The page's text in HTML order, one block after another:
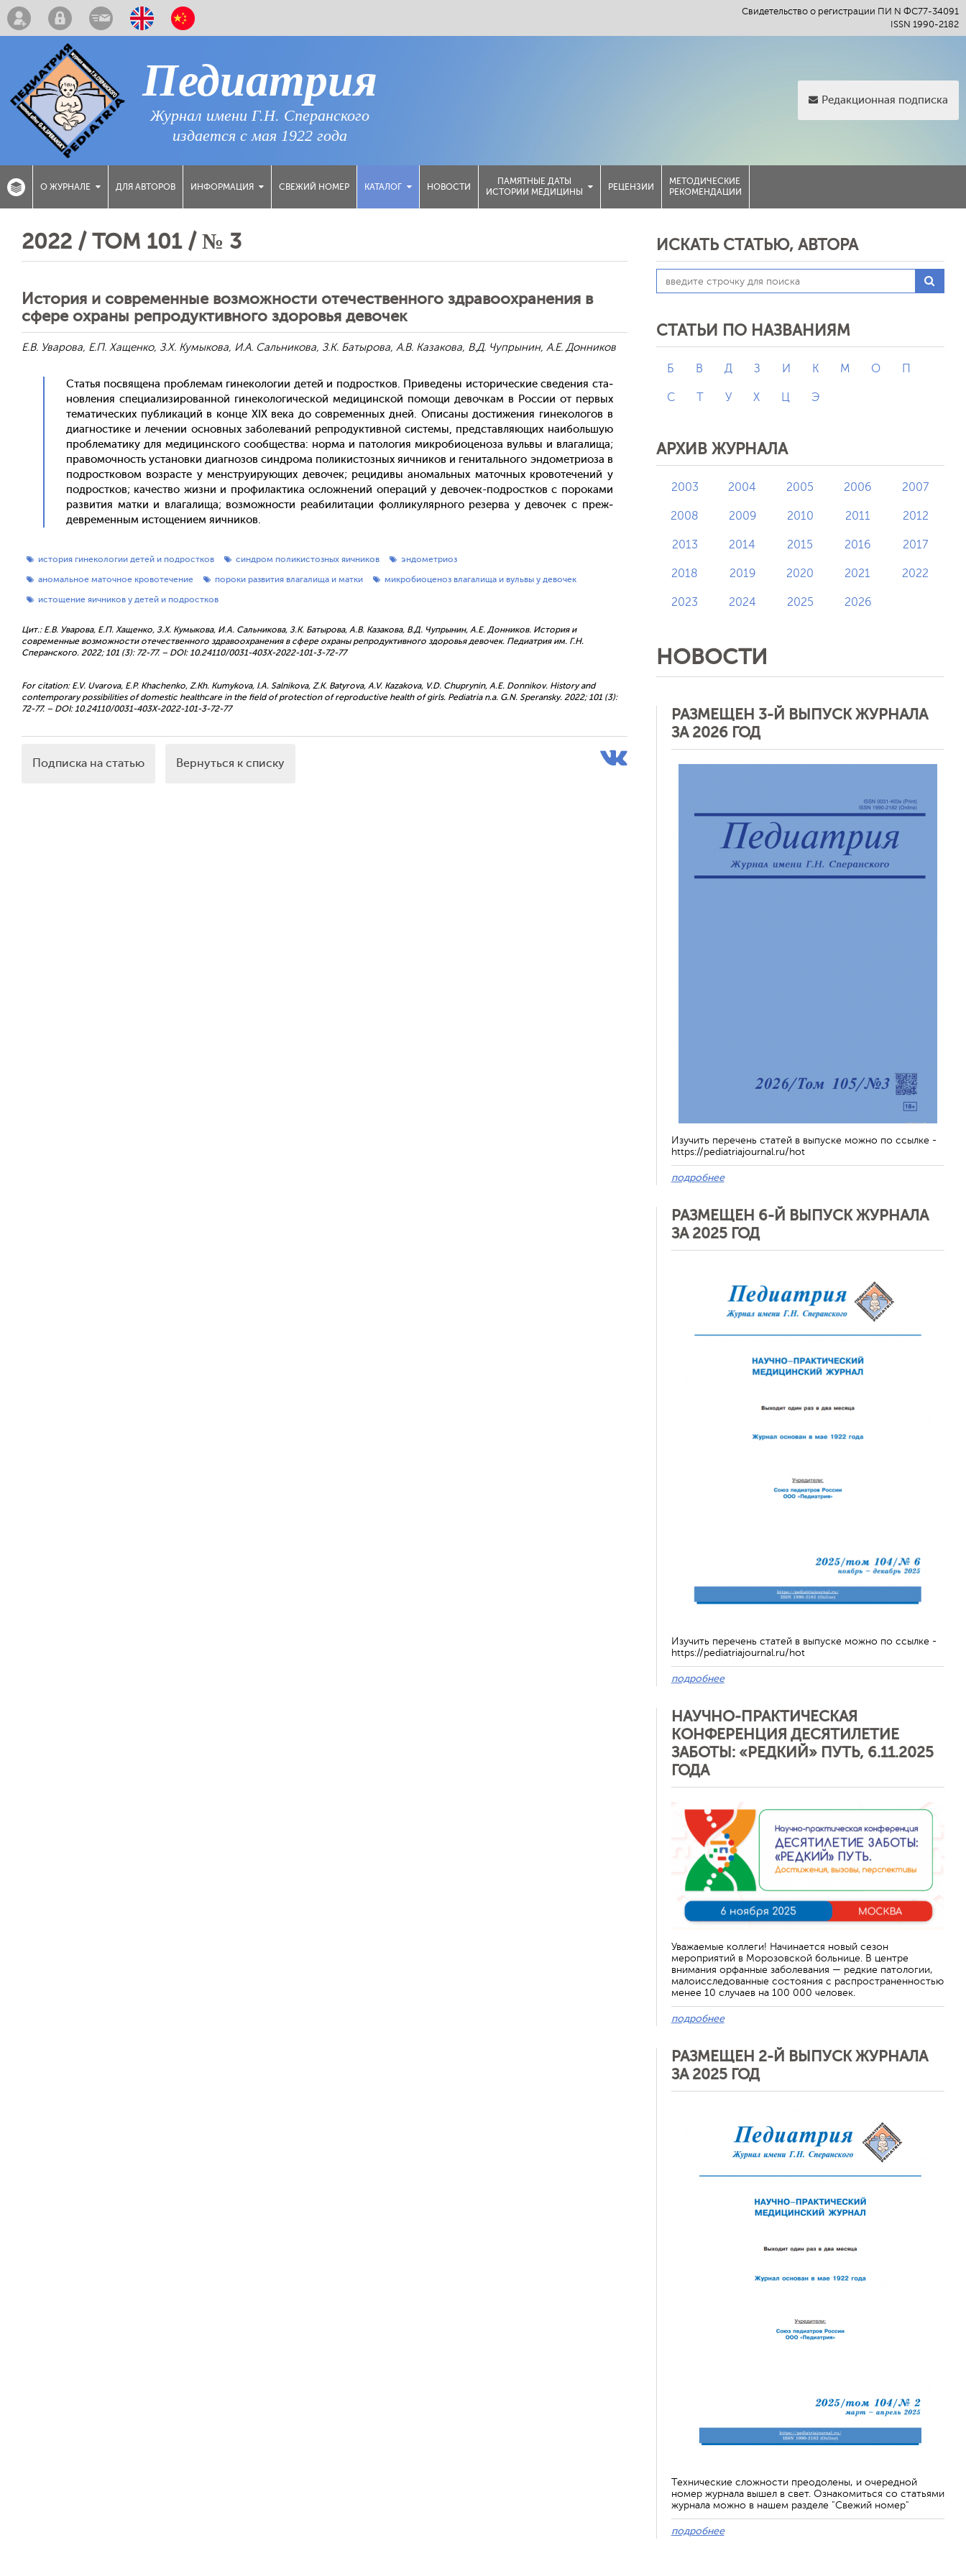
Свидетельство о регистрации ПИ N ФС77-34091
ISSN 1990-2182
Педиатрия
Журнал имени Г.Н. Сперанского
издается с мая 1922 года
Редакционная подписка
О ЖУРНАЛЕ ДЛЯ АВТОРОВ ИНФОРМАЦИЯ СВЕЖИЙ НОМЕР КАТАЛОГ НОВОСТИ
ПАМЯТНЫЕ ДАТЫ
ИСТОРИИ МЕДИЦИНЫ
РЕЦЕНЗИИ
МЕТОДИЧЕСКИЕ
РЕКОМЕНДАЦИИ
2022 / ТОМ 101 / № 3
История и современные возможности отечественного здравоохранения в
сфере охраны репродуктивного здоровья девочек
Е.В. Уварова, Е.П. Хащенко, З.Х. Кумыкова, И.А. Сальникова, З.К. Батырова, А.В. Казакова, В.Д. Чупрынин, А.Е. Донников
Статья пос­вя­щена проб­ле­мам ги­неко­логии де­тей и под­рос­тков. При­веде­ны ис­то­ричес­кие све­дения ста­
нов­ле­ния спе­ци­али­зиро­ван­ной ги­неко­логи­чес­кой ме­дицин­ской по­мощи де­воч­кам в Рос­сии от пер­вых
те­мати­чес­ких пуб­ли­каций в кон­це XIX ве­ка до сов­ре­мен­ных дней. Опи­саны дос­ти­жения ги­неко­логов в
ди­аг­ности­ке и ле­чении ос­новных за­боле­ваний реп­ро­дук­тивной сис­те­мы, пред­став­ля­ющих на­иболь­шую
проб­ле­мати­ку для ме­дицин­ско­го со­об­щес­тва: нор­ма и па­толо­гия мик­ро­би­оце­ноза вуль­вы и вла­гали­ща;
пра­вомоч­ность ус­та­нов­ки ди­аг­но­зов син­дро­ма по­ликис­тозных я­ич­ни­ков и ге­ниталь­но­го эн­до­мет­ри­оза в
под­рос­тко­вом воз­расте у менс­тру­иру­ющих де­вочек; ре­циди­вы ано­маль­ных ма­точ­ных кро­воте­чений у
под­рос­тков; ка­чес­тво жиз­ни и про­филак­ти­ка ос­ложне­ний опе­раций у де­вочек-под­рос­тков с по­рока­ми
раз­ви­тия мат­ки и вла­гали­ща; воз­можнос­ти ре­аби­лита­ции фол­ли­куляр­но­го ре­зер­ва у де­вочек с преж­
девре­мен­ным ис­то­щени­ем я­ич­ни­ков.
история гинекологии детей и подростков синдром поликистозных яичников
эндометриоз
аномальное маточное кровотечение
пороки развития влагалища и матки
микробиоценоз влагалища и вульвы у девочек
истощение яичников у детей и подростков
Цит.: Е.В. Уварова, Е.П. Хащенко, З.Х. Кумыкова, И.А. Сальникова, З.К. Батырова, А.В. Казакова, В.Д. Чупрынин, А.Е. Донников. История и
современные возможности отечественного здравоохранения в сфере охраны репродуктивного здоровья девочек. Педиатрия им. Г.Н.
Сперанского. 2022; 101 (3): 72-77. – DOI: 10.24110/0031-403X-2022-101-3-72-77
For citation: E.V. Uvarova, E.P. Khachenko, Z.Kh. Kumykova, I.A. Salnikova, Z.K. Batyrova, A.V. Kazakova, V.D. Chuprynin, A.E. Donnikov. History and
contemporary possibilities of domestic healthcare in the field of protection of reproductive health of girls. Pediatria n.a. G.N. Speransky. 2022; 101 (3):
72-77. – DOI: 10.24110/0031-403X-2022-101-3-72-77
Подписка на статью Вернуться к списку
ИСКАТЬ СТАТЬЮ, АВТОРА
СТАТЬИ ПО НАЗВАНИЯМ
Б В Д З И К М О П
С Т У Х Ц Э
АРХИВ ЖУРНАЛА
2003 2004 2005 2006 2007
2008 2009 2010 2011 2012
2013 2014 2015 2016 2017
2018 2019 2020 2021 2022
2023 2024 2025 2026
НОВОСТИ
РАЗМЕЩЕН 3-Й ВЫПУСК ЖУРНАЛА
ЗА 2026 ГОД
Изучить перечень статей в выпуске можно по ссылке -
https://pediatriajournal.ru/hot
подробнее
РАЗМЕЩЕН 6-Й ВЫПУСК ЖУРНАЛА
ЗА 2025 ГОД
Изучить перечень статей в выпуске можно по ссылке -
https://pediatriajournal.ru/hot
подробнее
НАУЧНО-ПРАКТИЧЕСКАЯ
КОНФЕРЕНЦИЯ ДЕСЯТИЛЕТИЕ
ЗАБОТЫ: «РЕДКИЙ» ПУТЬ, 6.11.2025
ГОДА
Уважаемые коллеги! Начинается новый сезон
мероприятий в Морозовской больнице. В центре
внимания орфанные заболевания — редкие патологии,
малоисследованные состояния с распространенностью
менее 10 случаев на 100 000 человек.
подробнее
РАЗМЕЩЕН 2-Й ВЫПУСК ЖУРНАЛА
ЗА 2025 ГОД
Технические сложности преодолены, и очередной
номер журнала вышел в свет. Ознакомиться со статьями
журнала можно в нашем разделе "Свежий номер"
подробнее
Отменить